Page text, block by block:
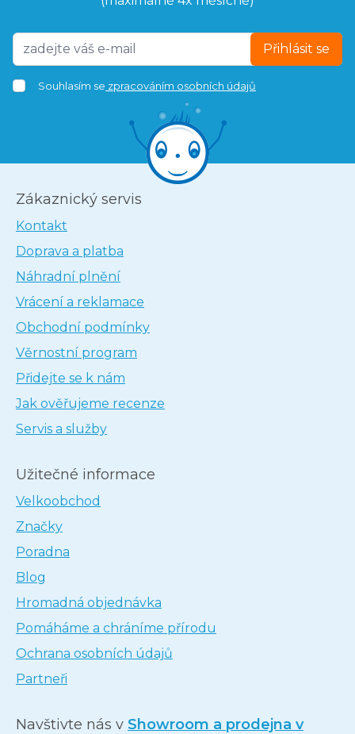
Přihlásit se
Souhlasím se zpracováním osobních údajů
Zákaznický servis
Kontakt
Doprava a platba
Náhradní plnění
Vrácení a reklamace
Obchodní podmínky
Věrnostní program
Přidejte se k nám
Jak ověřujeme recenze
Servis a služby
Užitečné informace
Velkoobchod
Značky
Poradna
Blog
Hromadná objednávka
Pomáháme a chráníme přírodu
Ochrana osobních údajů
Partneři
Navštivte nás v Showroom a prodejna v